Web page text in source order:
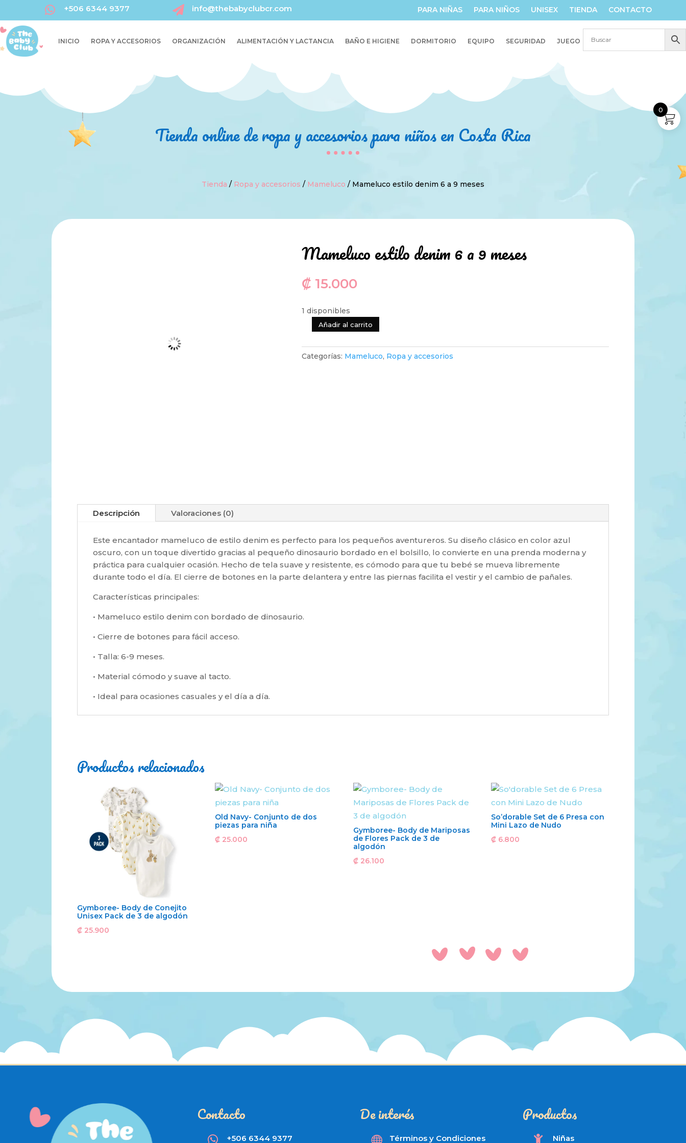
 +506 6344 9377  info@thebabyclubcr.com PARA NIÑAS PARA NIÑOS UNISEX TIENDA CONTACTO
INICIO ROPA Y ACCESORIOS ORGANIZACIÓN ALIMENTACIÓN Y LACTANCIA BAÑO E HIGIENE DORMITORIO EQUIPO SEGURIDAD JUEGO
Tienda online de ropa y accesorios para niños en Costa Rica
Tienda / Ropa y accesorios / Mameluco / Mameluco estilo denim 6 a 9 meses
Mameluco estilo denim 6 a 9 meses
₡ 15.000
1 disponibles
Mameluco
denim
Añadir al carrito
Categorías: Mameluco, Ropa y accesorios
Descripción Valoraciones (0)
Este encantador mameluco de estilo denim es perfecto para los pequeños aventureros. Su diseño clásico en color azul
oscuro, con un toque divertido gracias al pequeño dinosaurio bordado en el bolsillo, lo convierte en una prenda moderna y
práctica para cualquier ocasión. Hecho de tela suave y resistente, es cómodo para que tu bebé se mueva libremente
durante todo el día. El cierre de botones en la parte delantera y entre las piernas facilita el vestir y el cambio de pañales.
Características principales:
• Mameluco estilo denim con bordado de dinosaurio.
• Cierre de botones para fácil acceso.
• Talla: 6-9 meses.
• Material cómodo y suave al tacto.
• Ideal para ocasiones casuales y el día a día.
Productos relacionados
Gymboree- Body de Conejito
Unisex Pack de 3 de algodón
₡25.900
Old Navy- Conjunto de dos
piezas para niña
₡ 25.000
Gymboree- Body de Mariposas
de Flores Pack de 3 de
algodón
₡26.100
So’dorable Set de 6 Presa con
Mini Lazo de Nudo
₡ 6.800
Contacto
 +506 6344 9377
De interés
 Términos y Condiciones
Productos
 Niñas
0